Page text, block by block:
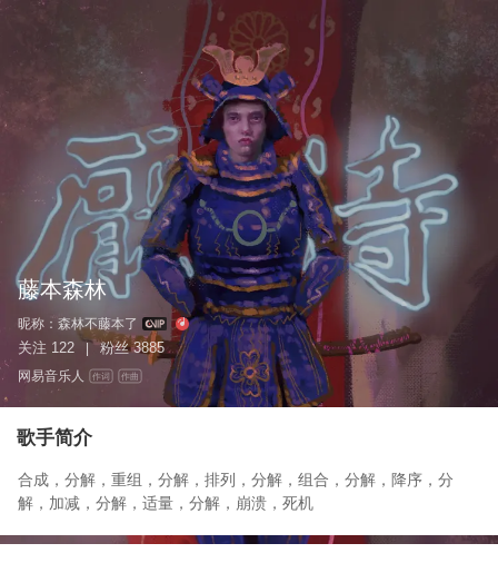
藤本森林
昵称： 森林不藤本了
关注 122 粉丝 3885
网易音乐人 作词 作曲
歌手简介
合成，分解，重组，分解，排列，分解，组合，分解，降序，分
解，加减，分解，适量，分解，崩溃，死机